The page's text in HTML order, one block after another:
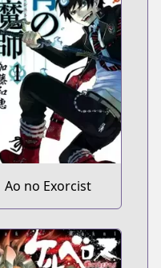
Ao no Exorcist